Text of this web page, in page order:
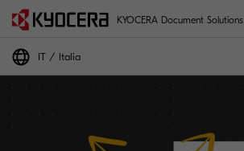
KYOCERA Document Solutions
IT Italia